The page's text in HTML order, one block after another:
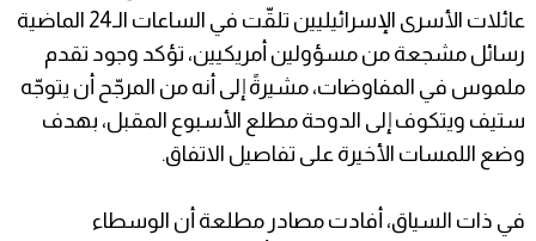
عائلات الأسرى الإسرائيليين تلقّت في الساعات الـ24 الماضية
رسائل مشجعة من مسؤولين أمريكيين، تؤكد وجود تقدم
ملموس في المفاوضات، مشيرةً إلى أنه من المرجّح أن يتوجّه
ستيف ويتكوف إلى الدوحة مطلع الأسبوع المقبل، بهدف
وضع اللمسات الأخيرة على تفاصيل الاتفاق.
في ذات السياق، أفادت مصادر مطلعة أن الوسطاء